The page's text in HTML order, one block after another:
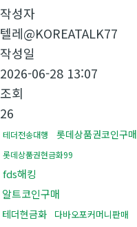
작성자
텔레@KOREATALK77
작성일
2026-06-28 13:07
조회
26
테더전송대행 롯데상품권코인구매
롯데상품권현금화99
fds해킹
알트코인구매
테더현금화 다바오포커머니판매